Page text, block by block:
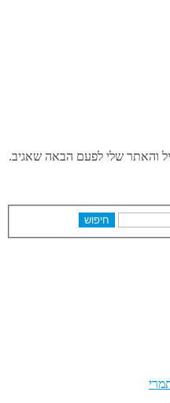
והאתר שלי לפעם הבאה שאגיב.
חיפוש